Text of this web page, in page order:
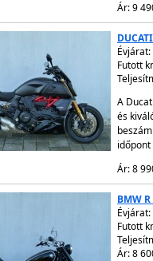
Ár: 9
Évjárat:
Futott
A
és
Ár: 8
BMW
Évjárat:
Futott
Ár: 8